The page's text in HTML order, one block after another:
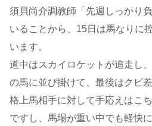
須貝尚介調教師「先週しっかり
いることから、15日は馬なりに
います。
道中はスカイロケットが追走し
の馬に並び掛けて、最後はクビ
格上馬相手に対して手応えはこ
ですし、馬場が重い中でも軽快